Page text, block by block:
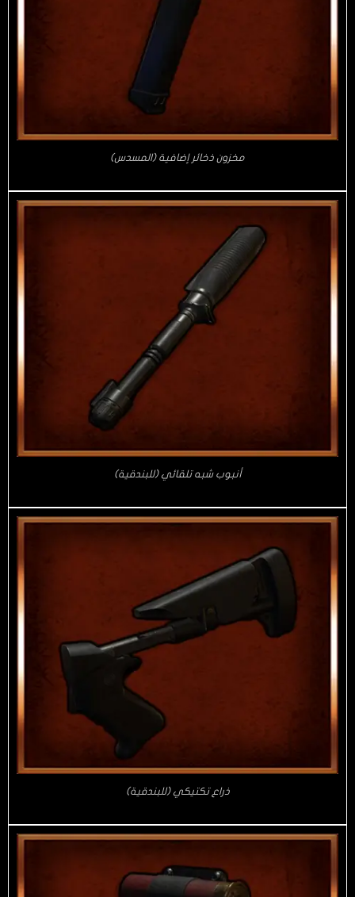
مخزون ذخائر إضافية (المسدس)
أنبوب شبه تلقائي (للبندقية)
ذراع تكتيكي (للبندقية)